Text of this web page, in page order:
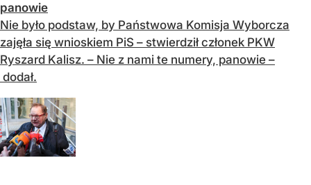
panowie
Nie było podstaw, by Państwowa Komisja Wyborcza
zajęła się wnioskiem PiS – stwierdził członek PKW
Ryszard Kalisz. – Nie z nami te numery, panowie –
dodał.